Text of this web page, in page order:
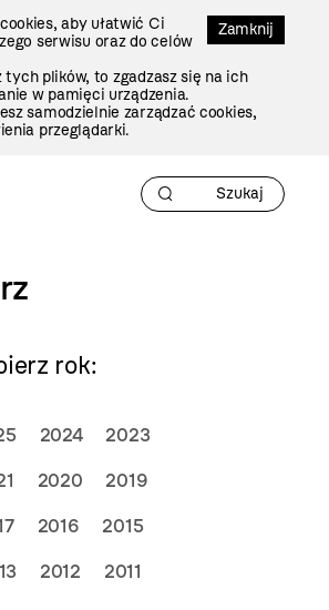
Zamknij
aby ułatwić Ci
serwisu oraz do celów
tych plików, to zgadzasz się na ich
w pamięci urządzenia.
samodzielnie zarządzać cookies,
przeglądarki.
rok:
2024 2023
2020 2019
2016 2015
2012 2011